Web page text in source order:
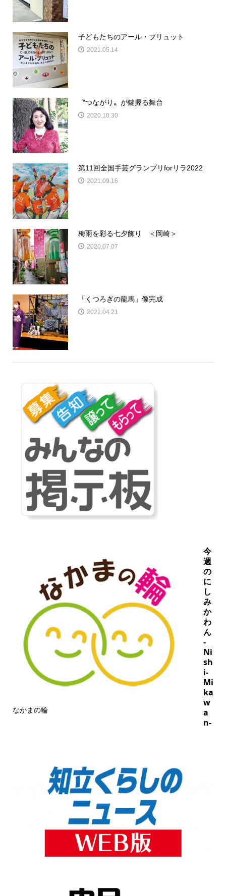
子どもたちのアール・ブリュット
2021.05.14
〝つながり〟が鍵握る舞台
2020.10.30
第11回全国手芸グランプリforリラ2022
2021.09.16
梅雨を彩る七夕飾り ＜岡崎＞
2020.07.07
「くつろぎの龍馬」像完成
2021.04.21
なかまの輪
今
週
の
に
し
み
か
わ
ん
-
Ni
sh
i-
Mi
ka
w
a
n-